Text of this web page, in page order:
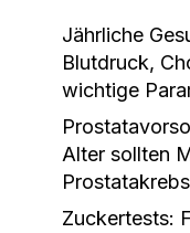
Jährliche
Blutdruck,
wichtige
Alter sollten
Zuckertests: